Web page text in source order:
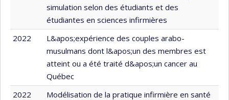
simulation selon des étudiants et des
étudiantes en sciences infirmières
2022
L&apos;expérience des couples arabo-
musulmans dont l&apos;un des membres est
atteint ou a été traité d&apos;un cancer au
Québec
2022
Modélisation de la pratique infirmière en santé